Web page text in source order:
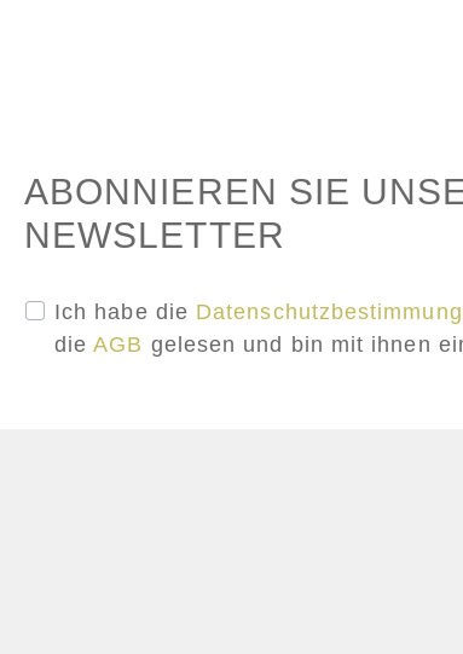
ABONNIEREN SIE
NEWSLETTER
Ich habe die
dieAGB gelesen und bin mit ihnen